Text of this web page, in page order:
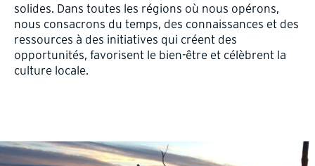
solides. Dans toutes les régions où nous opérons,
nous consacrons du temps, des connaissances et des
ressources à des initiatives qui créent des
opportunités, favorisent le bien-être et célèbrent la
culture locale.